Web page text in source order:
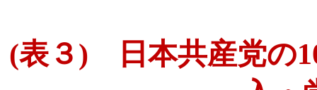
(表３) 日本共産党の